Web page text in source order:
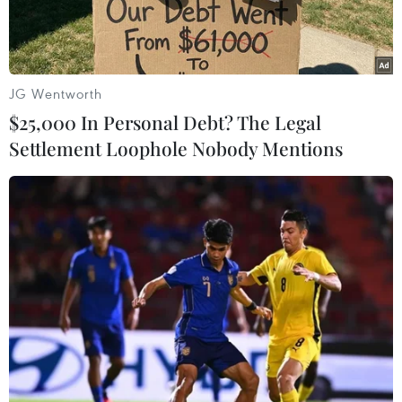
Nhân viên y tế điều trị cho bệnh nhân COVID-19 tại một bệnh
viện ở Bergamo, Italy ngày 12/3/2021. (Ảnh: AFP/TTXVN)
Các nhà nghiên cứu Italy mới đây cho biết
chứng trầm cảm kéo dài ở những người từng
mắc COVID-19 nhiều khả năng có thể điều trị
JG Wentworth
$25,000 In Personal Debt? The Legal
Settlement Loophole Nobody Mentions